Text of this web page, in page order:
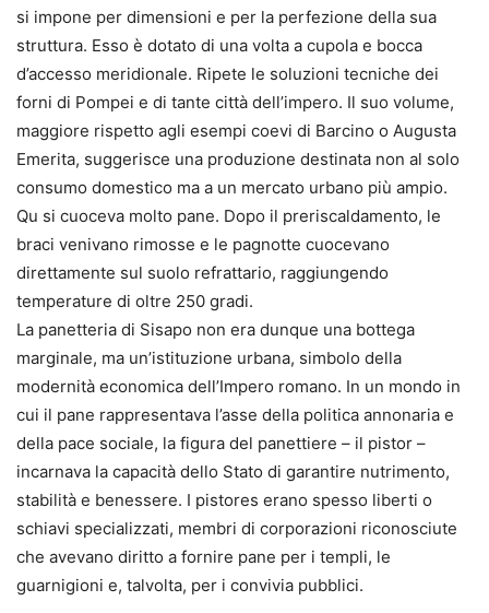
si impone per dimensioni e per la perfezione della sua
struttura. Esso è dotato di una volta a cupola e bocca
d’accesso meridionale. Ripete le soluzioni tecniche dei
forni di Pompei e di tante città dell’impero. Il suo volume,
maggiore rispetto agli esempi coevi di Barcino o Augusta
Emerita, suggerisce una produzione destinata non al solo
consumo domestico ma a un mercato urbano più ampio.
Qu si cuoceva molto pane. Dopo il preriscaldamento, le
braci venivano rimosse e le pagnotte cuocevano
direttamente sul suolo refrattario, raggiungendo
temperature di oltre 250 gradi.
La panetteria di Sisapo non era dunque una bottega
marginale, ma un’istituzione urbana, simbolo della
modernità economica dell’Impero romano. In un mondo in
cui il pane rappresentava l’asse della politica annonaria e
della pace sociale, la figura del panettiere – il pistor –
incarnava la capacità dello Stato di garantire nutrimento,
stabilità e benessere. I pistores erano spesso liberti o
schiavi specializzati, membri di corporazioni riconosciute
che avevano diritto a fornire pane per i templi, le
guarnigioni e, talvolta, per i convivia pubblici.